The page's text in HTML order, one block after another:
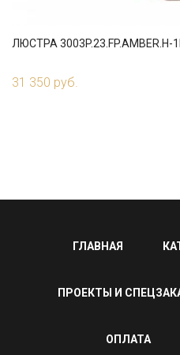
ЛЮСТРА 3003P.23.FP.AMBER.H-
31 350 руб.
ГЛАВНАЯ
ПРОЕКТЫ И
ОПЛАТА